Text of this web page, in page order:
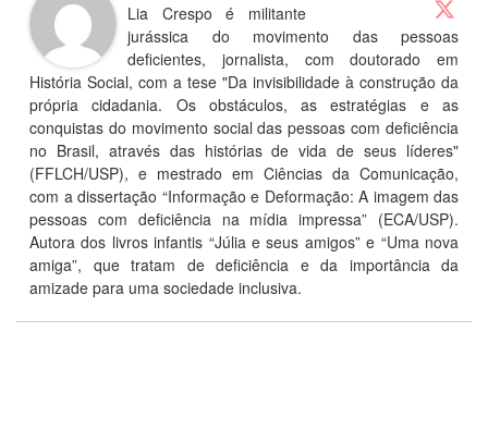
Lia Crespo é militante
jurássica do movimento das pessoas
deficientes, jornalista, com doutorado em
História Social, com a tese "Da invisibilidade à construção da
própria cidadania. Os obstáculos, as estratégias e as
conquistas do movimento social das pessoas com deficiência
no Brasil, através das histórias de vida de seus líderes"
(FFLCH/USP), e mestrado em Ciências da Comunicação,
com a dissertação “Informação e Deformação: A imagem das
pessoas com deficiência na mídia impressa” (ECA/USP).
Autora dos livros infantis “Júlia e seus amigos” e “Uma nova
amiga”, que tratam de deficiência e da importância da
amizade para uma sociedade inclusiva.